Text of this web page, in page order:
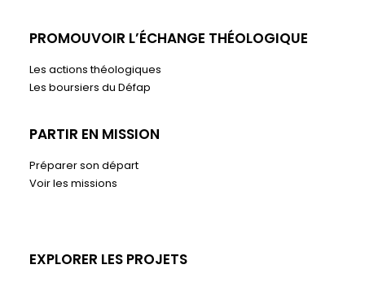
PROMOUVOIR L’ÉCHANGE THÉOLOGIQUE
Les actions théologiques
Les boursiers du Défap
PARTIR EN MISSION
Préparer son départ
Voir les missions
EXPLORER LES PROJETS